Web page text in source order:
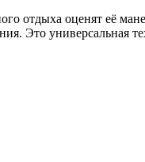
отдыха оценят её
Это универсальная